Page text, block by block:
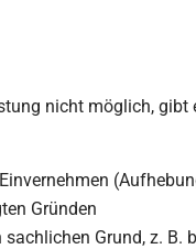
nicht möglich, gibt
Gründen
Grund, z. B.